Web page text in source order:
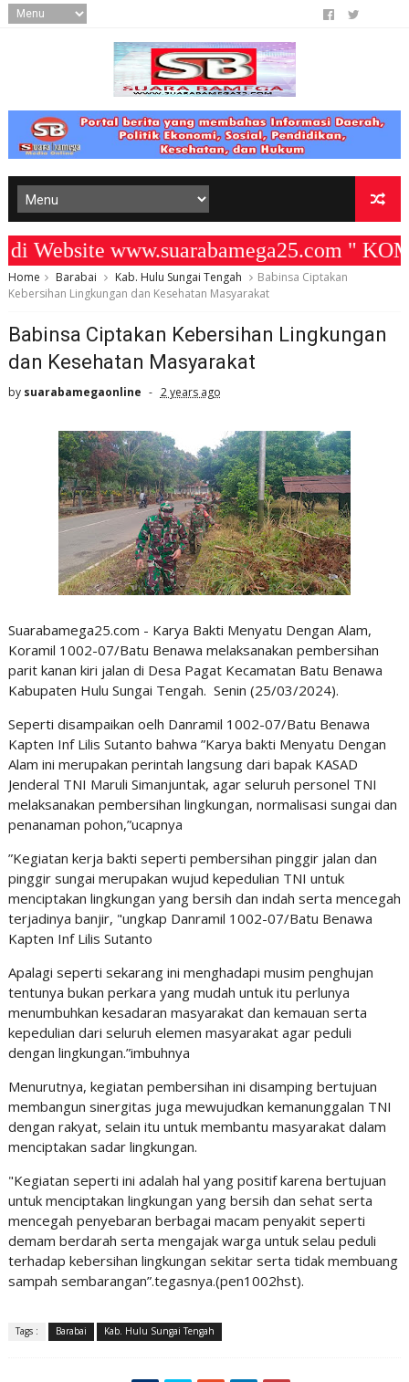
www.suarabamega25.com "
Home Barabai Kab. Hulu Sungai Tengah
Babinsa Ciptakan
Kebersihan Lingkungan dan Kesehatan Masyarakat
Babinsa Ciptakan Kebersihan Lingkungan
dan Kesehatan Masyarakat
by suarabamegaonline 2 years ago
Suarabamega25.com - Karya Bakti Menyatu Dengan Alam,
Koramil 1002-07/Batu Benawa melaksanakan pembersihan
parit kanan kiri jalan di Desa Pagat Kecamatan Batu Benawa
Kabupaten Hulu Sungai Tengah. Senin (25/03/2024).
Seperti disampaikan oelh Danramil 1002-07/Batu Benawa
Kapten Inf Lilis Sutanto bahwa ”Karya bakti Menyatu Dengan
Alam ini merupakan perintah langsung dari bapak KASAD
Jenderal TNI Maruli Simanjuntak, agar seluruh personel TNI
melaksanakan pembersihan lingkungan, normalisasi sungai dan
penanaman pohon,”ucapnya
”Kegiatan kerja bakti seperti pembersihan pinggir jalan dan
pinggir sungai merupakan wujud kepedulian TNI untuk
menciptakan lingkungan yang bersih dan indah serta mencegah
terjadinya banjir, "ungkap Danramil 1002-07/Batu Benawa
Kapten Inf Lilis Sutanto
Apalagi seperti sekarang ini menghadapi musim penghujan
tentunya bukan perkara yang mudah untuk itu perlunya
menumbuhkan kesadaran masyarakat dan kemauan serta
kepedulian dari seluruh elemen masyarakat agar peduli
dengan lingkungan.”imbuhnya
Menurutnya, kegiatan pembersihan ini disamping bertujuan
membangun sinergitas juga mewujudkan kemanunggalan TNI
dengan rakyat, selain itu untuk membantu masyarakat dalam
menciptakan sadar lingkungan.
"Kegiatan seperti ini adalah hal yang positif karena bertujuan
untuk menciptakan lingkungan yang bersih dan sehat serta
mencegah penyebaran berbagai macam penyakit seperti
demam berdarah serta mengajak warga untuk selau peduli
terhadap kebersihan lingkungan sekitar serta tidak membuang
sampah sembarangan”.tegasnya.(pen1002hst).
Tags : Barabai Kab. Hulu Sungai Tengah